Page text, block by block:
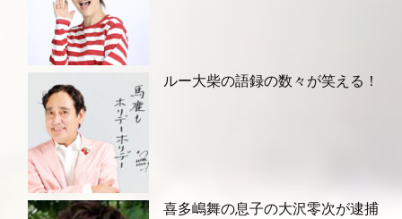
ルー大柴の語録の数々が笑える！
喜多嶋舞の息子の大沢零次が逮捕